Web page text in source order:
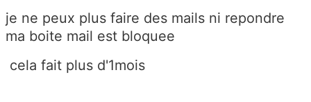
je ne peux plus faire des mails ni repondre
ma boite mail est bloquee
cela fait plus d'1mois